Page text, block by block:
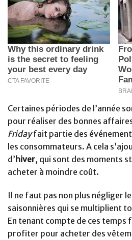
Certaines périodes de l’année
pour réaliser des bonnes
Fridayfait partie des
les consommateurs. A cela
d’ hiver, qui sont des moments
acheter à moindre coût.
Il ne faut pas non plus négliger
saisonnières qui se multiplient
En tenant compte de ces temps
profiter pour acheter des